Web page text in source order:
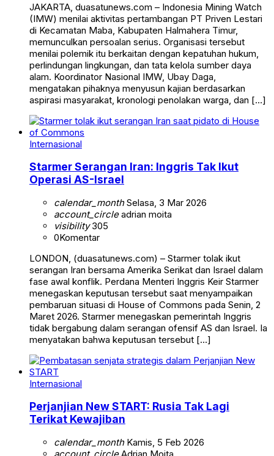
JAKARTA, duasatunews.com – Indonesia Mining Watch
(IMW) menilai aktivitas pertambangan PT Priven Lestari
di Kecamatan Maba, Kabupaten Halmahera Timur,
memunculkan persoalan serius. Organisasi tersebut
menilai polemik itu berkaitan dengan kepatuhan hukum,
perlindungan lingkungan, dan tata kelola sumber daya
alam. Koordinator Nasional IMW, Ubay Daga,
mengatakan pihaknya menyusun kajian berdasarkan
aspirasi masyarakat, kronologi penolakan warga, dan […]
Internasional
Starmer Serangan Iran: Inggris Tak Ikut
Operasi AS-Israel
calendar_monthSelasa, 3 Mar 2026
account_circleadrian moita
visibility305
0Komentar
LONDON, (duasatunews.com) – Starmer tolak ikut
serangan Iran bersama Amerika Serikat dan Israel dalam
fase awal konflik. Perdana Menteri Inggris Keir Starmer
menegaskan keputusan tersebut saat menyampaikan
pembaruan situasi di House of Commons pada Senin, 2
Maret 2026. Starmer menegaskan pemerintah Inggris
tidak bergabung dalam serangan ofensif AS dan Israel. Ia
menyatakan bahwa keputusan tersebut […]
Internasional
Perjanjian New START: Rusia Tak Lagi
Terikat Kewajiban
calendar_monthKamis, 5 Feb 2026
account_circleAdrian Moita